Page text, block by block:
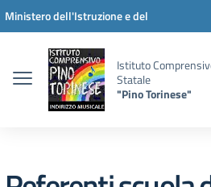
Vai ai contenuti
Vai al menu di navigazione
Vai al footer
Ministero dell'Istruzione e del
Istituto
Statale
"Pino Torinese"